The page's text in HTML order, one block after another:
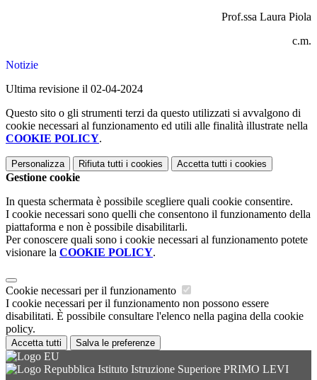
Prof.ssa Laura Piola
c.m.
Notizie
Ultima revisione il 02-04-2024
Questo sito o gli strumenti terzi da questo utilizzati si avvalgono di
cookie necessari al funzionamento ed utili alle finalità illustrate nella
COOKIE POLICY.
Personalizza Rifiuta tutti i cookies Accetta tutti i cookies
Gestione cookie
In questa schermata è possibile scegliere quali cookie consentire.
I cookie necessari sono quelli che consentono il funzionamento della
piattaforma e non è possibile disabilitarli.
Per conoscere quali sono i cookie necessari al funzionamento potete
visionare la COOKIE POLICY.
Cookie necessari per il funzionamento
I cookie necessari per il funzionamento non possono essere
disabilitati. È possibile consultare l'elenco nella pagina della cookie
policy.
Accetta tutti Salva le preferenze
Istituto Istruzione Superiore PRIMO LEVI